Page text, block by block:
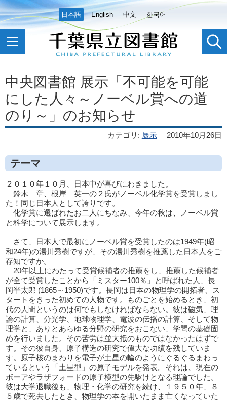
日本語 English 中文 한국어
中央図書館 展示「不可能を可能
にした人々～ノーベル賞への道
のり～」のお知らせ
カテゴリ : 展示 2010年10月26日
テーマ
２０１０年１０月、日本中が喜びにわきました。
鈴木 章、根岸 英一の２氏がノーベル化学賞を受賞しまし
た！同じ日本人として誇りです。
化学賞に選ばれたお二人にちなみ、今年の秋は、ノーベル賞
と科学について展示します。
さて、日本人で最初にノーベル賞を受賞したのは1949年(昭
和24年)の湯川秀樹ですが、その湯川秀樹を推薦した日本人をご
存知ですか。
20年以上にわたって受賞候補者の推薦をし、推薦した候補者
が全て受賞したことから「ミスター100％」と呼ばれた人、長
岡半太郎 (1865～1950)です。長岡は日本の物理学の開拓者、ス
タートをきった初めての人物です。ものごとを始めるとき、初
代の人間というのは何でもしなければならない。彼は磁気、理
論の計算、分光学、地球物理学、電波の伝播の計算、そして物
理学と、ありとあらゆる分野の研究をおこない、学問の基礎固
めを行いました。その苦労は並大抵のものではなかったはずで
す。その彼自身、原子構造の研究で偉大な功績を残していま
す。原子核のまわりを電子が土星の輪のようにぐるぐるまわっ
ているという「土星型」の原子モデルを発表。それは、現在の
ボーアやラザフォードの原子模型の先駆けとなる理論でした。
彼は大学退職後も、物理・化学の研究を続け、１９５０年、８
５歳で死去したとき、物理学の本を開いたまま亡くなっていた